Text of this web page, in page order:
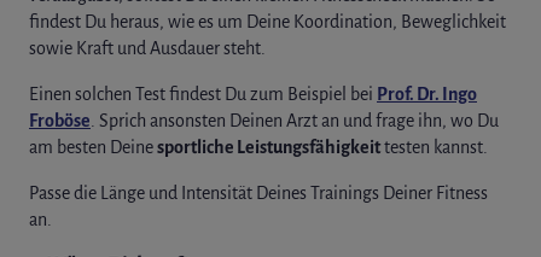
findest Du heraus, wie es um Deine Koordination, Beweglichkeit
sowie Kraft und Ausdauer steht.
Einen solchen Test findest Du zum Beispiel bei Prof. Dr. Ingo
Froböse . Sprich ansonsten Deinen Arzt an und frage ihn, wo Du
am besten Deinesportliche Leistungsfähigkeittesten kannst.
Passe die Länge und Intensität Deines Trainings Deiner Fitness
an.